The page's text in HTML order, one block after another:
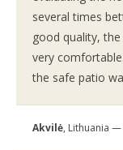
several times
good quality,
very
the safe patio
Akvilė, Lithuania